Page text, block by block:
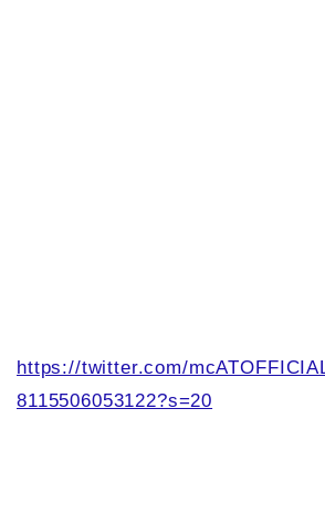
https://twitter.com/
8115506053122?s=20